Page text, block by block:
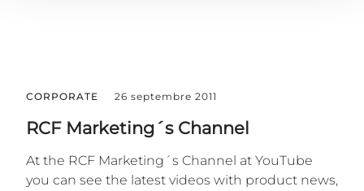
CORPORATE 26 septembre 2011
RCF Marketing´s Channel
At the RCF Marketing´s Channel at YouTube
you can see the latest videos with product news,